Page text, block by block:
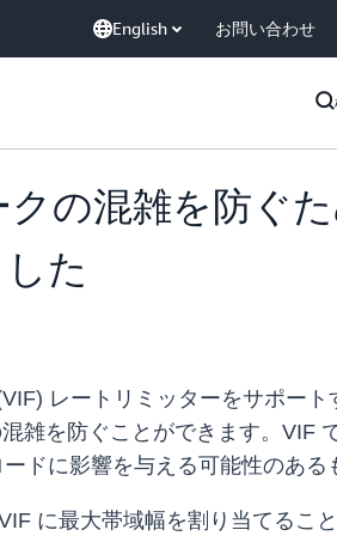
English お問い合わせ
の混雑を防ぐ
た
レートリミッターをサポー
雑を防ぐことができます。VIF
ドに影響を与える可能性のある
に最大帯域幅を割り当てるこ